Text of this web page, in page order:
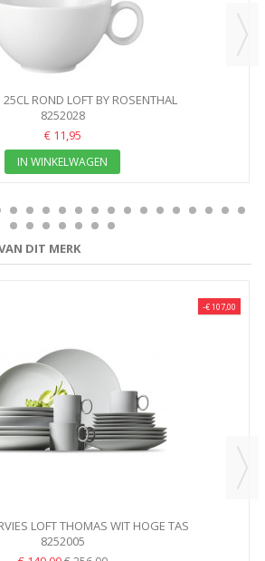
ROND LOFT BY ROSENTHAL
8252028
€ 11,95
IN WINKELWAGEN
DIT MERK
-€ 107,00
LOFT THOMAS WIT HOGE TAS
8252005